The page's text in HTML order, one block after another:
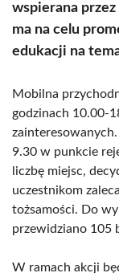
wspierana przez
ma na celu
edukacji na
Mobilna
godzinach 10.00-
9.30 w punkcie
liczbę miejsc,
uczestnikom
tożsamości. Do
przewidziano 105
W ramach akcji